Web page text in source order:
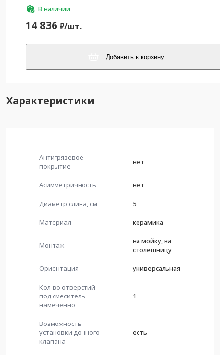
В наличии
14 836 ₽/шт.
Добавить в корзину
Характеристики
Антигрязевое
покрытие
нет
Асимметричность нет
Диаметр слива, см 5
Материал керамика
Монтаж
на мойку, на
столешницу
Ориентация универсальная
Кол-во отверстий
под смеситель
намеченно
1
Возможность
установки донного
клапана
есть